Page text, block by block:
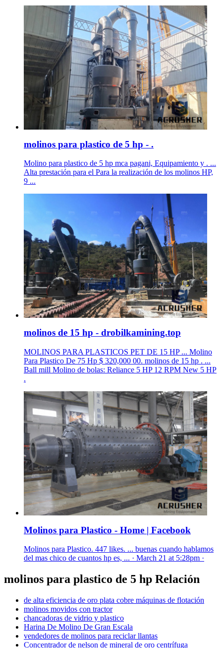
molinos para plastico de 5 hp - .
Molino para plastico de 5 hp mca pagani, Equipamiento y . ...
Alta prestación para el Para la realización de los molinos HP,
9 ...
molinos de 15 hp - drobilkamining.top
MOLINOS PARA PLASTICOS PET DE 15 HP ... Molino
Para Plastico De 75 Hp $ 320,000 00. molinos de 15 hp . ...
Ball mill Molino de bolas: Reliance 5 HP 12 RPM New 5 HP
.
Molinos para Plastico - Home | Facebook
Molinos para Plastico. 447 likes. ... buenas cuando hablamos
del mas chico de cuantos hp es, ... · March 21 at 5:28pm ·
molinos para plastico de 5 hp Relación
de alta eficiencia de oro plata cobre máquinas de flotación
molinos movidos con tractor
chancadoras de vidrio y plastico
Harina De Molino De Gran Escala
vendedores de molinos para reciclar llantas
Concentrador de nelson de mineral de oro centrífuga